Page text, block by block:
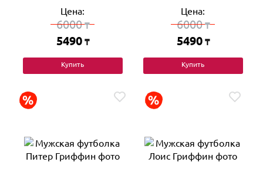
Цена:
6000₸
5490 ₸
Купить
Цена:
6000₸
5490 ₸
Купить